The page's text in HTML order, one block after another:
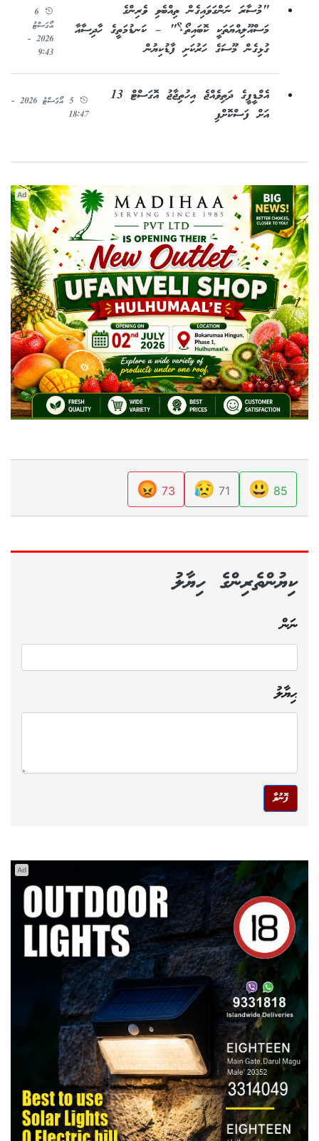
"މުސާރަ ނަންގަވައިގެން ތިއްބެވި ވެރިންގެ
މަސްއޫލިއްޔަތަކީ ކޮބައިތޯ؟" – ކަނޑުމަތީގެ ހާދިސާއާ
ގުޅިގެން މޫސަގެ ހަރުކަށި ފާޑުކިޔުން
6
އޯގަސްޓު
2026 -
9:43
އެމްޑީޕީގެ ދަތިވެއްޖެ އިހުތިޖާޖު އޮގަސްޓް 13
އަށް ފަސްކޮށްފި
5 އޯގަސްޓު 2026 -
18:47
Ad
85
😃
71
😥
73
😡
ކިޔުންތެރިންގެ ހިޔާލު
ނަން
ޙިޔާލު
ފޮނުވާ
Ad